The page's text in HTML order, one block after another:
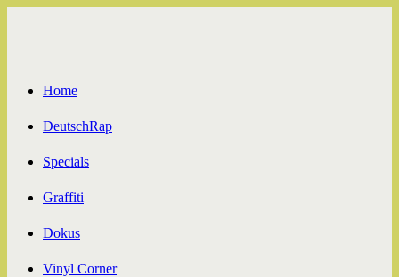
Home
DeutschRap
Specials
Graffiti
Dokus
Vinyl Corner